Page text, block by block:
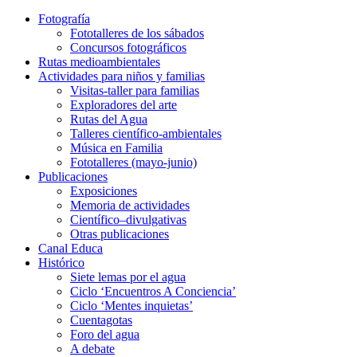
Fotografía
Fototalleres de los sábados
Concursos fotográficos
Rutas medioambientales
Actividades para niños y familias
Visitas-taller para familias
Exploradores del arte
Rutas del Agua
Talleres científico-ambientales
Música en Familia
Fototalleres (mayo-junio)
Publicaciones
Exposiciones
Memoria de actividades
Científico–divulgativas
Otras publicaciones
Canal Educa
Histórico
Siete lemas por el agua
Ciclo ‘Encuentros A Conciencia’
Ciclo ‘Mentes inquietas’
Cuentagotas
Foro del agua
A debate